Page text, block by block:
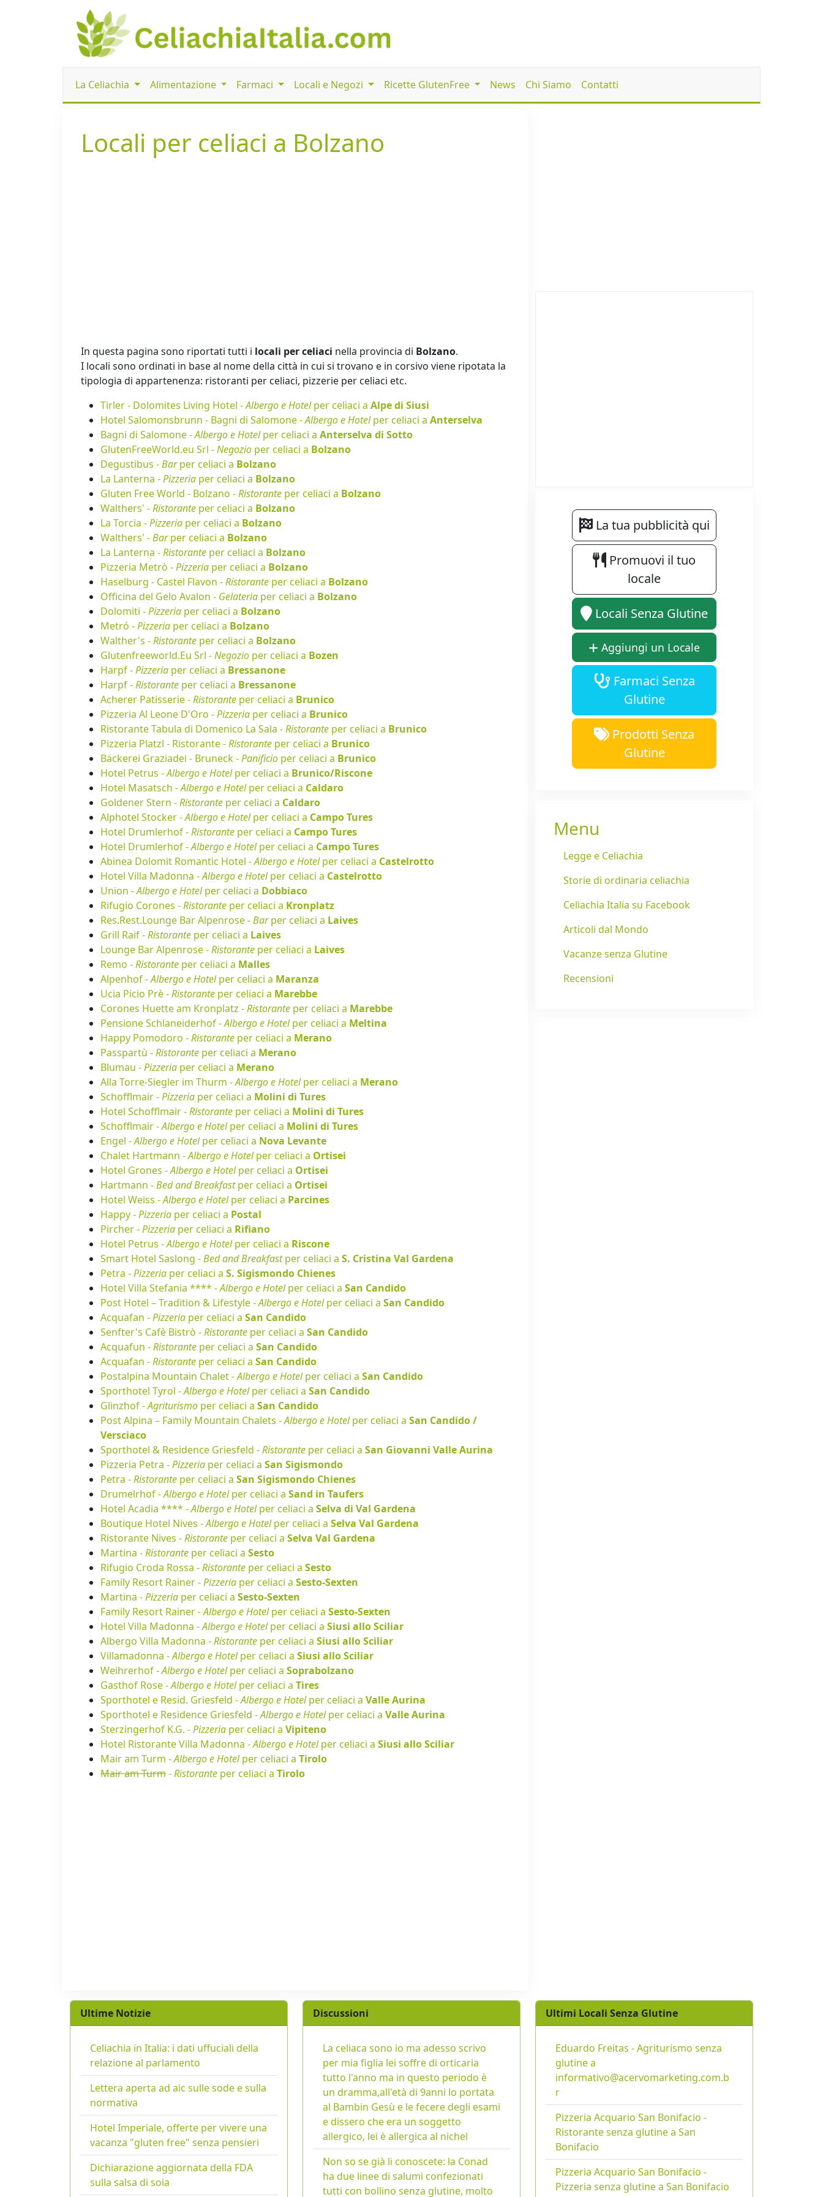
La Celiachia Alimentazione Farmaci Locali e Negozi Ricette GlutenFree News Chi Siamo Contatti
Locali per celiaci a Bolzano
In questa pagina sono riportati tutti i locali per celiaci nella provincia di Bolzano.
I locali sono ordinati in base al nome della città in cui si trovano e in corsivo viene ripotata la
tipologia di appartenenza: ristoranti per celiaci, pizzerie per celiaci etc.
Tirler - Dolomites Living Hotel -Albergo e Hotelper celiaci a Alpe di Siusi
Hotel Salomonsbrunn - Bagni di Salomone -Albergo e Hotelper celiaci a Anterselva
Bagni di Salomone -Albergo e Hotelper celiaci a Anterselva di Sotto
GlutenFreeWorld.eu Srl -Negozio per celiaci a Bolzano
Degustibus -Barper celiaci a Bolzano
La Lanterna -Pizzeria per celiaci a Bolzano
Gluten Free World - Bolzano -Ristorante per celiaci a Bolzano
Walthers' -Ristorante per celiaci a Bolzano
La Torcia -Pizzeria per celiaci a Bolzano
Walthers' -Barper celiaci a Bolzano
La Lanterna -Ristorante per celiaci a Bolzano
Pizzeria Metrò -Pizzeria per celiaci a Bolzano
Haselburg - Castel Flavon -Ristorante per celiaci a Bolzano
Officina del Gelo Avalon - Gelateria per celiaci a Bolzano
Dolomiti -Pizzeria per celiaci a Bolzano
Metró -Pizzeria per celiaci a Bolzano
Walther's -Ristorante per celiaci a Bolzano
Glutenfreeworld.Eu Srl -Negozio per celiaci a Bozen
Harpf -Pizzeria per celiaci a Bressanone
Harpf -Ristorante per celiaci a Bressanone
Acherer Patisserie -Ristorante per celiaci a Brunico
Pizzeria Al Leone D'Oro -Pizzeria per celiaci a Brunico
Ristorante Tabula di Domenico La Sala -Ristorante per celiaci a Brunico
Pizzeria Platzl - Ristorante -Ristorante per celiaci a Brunico
Bäckerei Graziadei - Bruneck -Panificio per celiaci a Brunico
Hotel Petrus -Albergo e Hotelper celiaci a Brunico/Riscone
Hotel Masatsch -Albergo e Hotelper celiaci a Caldaro
Goldener Stern -Ristorante per celiaci a Caldaro
Alphotel Stocker -Albergo e Hotelper celiaci a Campo Tures
Hotel Drumlerhof -Ristorante per celiaci a Campo Tures
Hotel Drumlerhof -Albergo e Hotelper celiaci a Campo Tures
Abinea Dolomit Romantic Hotel -Albergo e Hotelper celiaci a Castelrotto
Hotel Villa Madonna -Albergo e Hotelper celiaci a Castelrotto
Union -Albergo e Hotelper celiaci a Dobbiaco
Rifugio Corones -Ristorante per celiaci a Kronplatz
Res.Rest.Lounge Bar Alpenrose -Barper celiaci a Laives
Grill Raif -Ristorante per celiaci a Laives
Lounge Bar Alpenrose -Ristorante per celiaci a Laives
Remo -Ristorante per celiaci a Malles
Alpenhof -Albergo e Hotelper celiaci a Maranza
Ucia Picio Prè -Ristorante per celiaci a Marebbe
Corones Huette am Kronplatz -Ristorante per celiaci a Marebbe
Pensione Schlaneiderhof -Albergo e Hotelper celiaci a Meltina
Happy Pomodoro -Ristorante per celiaci a Merano
Passpartù -Ristorante per celiaci a Merano
Blumau -Pizzeria per celiaci a Merano
Alla Torre-Siegler im Thurm -Albergo e Hotelper celiaci a Merano
Schofflmair -Pizzeria per celiaci a Molini di Tures
Hotel Schofflmair -Ristorante per celiaci a Molini di Tures
Schofflmair -Albergo e Hotelper celiaci a Molini di Tures
Engel -Albergo e Hotelper celiaci a Nova Levante
Chalet Hartmann -Albergo e Hotelper celiaci a Ortisei
Hotel Grones -Albergo e Hotelper celiaci a Ortisei
Hartmann -Bed and Breakfastper celiaci a Ortisei
Hotel Weiss -Albergo e Hotelper celiaci a Parcines
Happy -Pizzeria per celiaci a Postal
Pircher -Pizzeria per celiaci a Rifiano
Hotel Petrus -Albergo e Hotelper celiaci a Riscone
Smart Hotel Saslong -Bed and Breakfastper celiaci a S. Cristina Val Gardena
Petra -Pizzeria per celiaci a S. Sigismondo Chienes
Hotel Villa Stefania **** -Albergo e Hotelper celiaci a San Candido
Post Hotel – Tradition & Lifestyle -Albergo e Hotelper celiaci a San Candido
Acquafan -Pizzeria per celiaci a San Candido
Senfter's Cafè Bistrò -Ristorante per celiaci a San Candido
Acquafun -Ristorante per celiaci a San Candido
Acquafan -Ristorante per celiaci a San Candido
Postalpina Mountain Chalet -Albergo e Hotelper celiaci a San Candido
Sporthotel Tyrol -Albergo e Hotelper celiaci a San Candido
Glinzhof -Agriturismo per celiaci a San Candido
Post Alpina – Family Mountain Chalets -Albergo e Hotelper celiaci a San Candido /
Versciaco
Sporthotel & Residence Griesfeld -Ristorante per celiaci a San Giovanni Valle Aurina
Pizzeria Petra -Pizzeria per celiaci a San Sigismondo
Petra -Ristorante per celiaci a San Sigismondo Chienes
Drumelrhof -Albergo e Hotelper celiaci a Sand in Taufers
Hotel Acadia **** -Albergo e Hotelper celiaci a Selva di Val Gardena
Boutique Hotel Nives -Albergo e Hotelper celiaci a Selva Val Gardena
Ristorante Nives -Ristorante per celiaci a Selva Val Gardena
Martina -Ristorante per celiaci a Sesto
Rifugio Croda Rossa -Ristorante per celiaci a Sesto
Family Resort Rainer -Pizzeria per celiaci a Sesto-Sexten
Martina -Pizzeria per celiaci a Sesto-Sexten
Family Resort Rainer -Albergo e Hotelper celiaci a Sesto-Sexten
Hotel Villa Madonna -Albergo e Hotelper celiaci a Siusi allo Sciliar
Albergo Villa Madonna -Ristorante per celiaci a Siusi allo Sciliar
Villamadonna -Albergo e Hotelper celiaci a Siusi allo Sciliar
Weihrerhof -Albergo e Hotelper celiaci a Soprabolzano
Gasthof Rose -Albergo e Hotelper celiaci a Tires
Sporthotel e Resid. Griesfeld -Albergo e Hotelper celiaci a Valle Aurina
Sporthotel e Residence Griesfeld -Albergo e Hotelper celiaci a Valle Aurina
Sterzingerhof K.G. -Pizzeria per celiaci a Vipiteno
Hotel Ristorante Villa Madonna -Albergo e Hotelper celiaci a Siusi allo Sciliar
Mair am Turm -Albergo e Hotelper celiaci a Tirolo
Mair am Turm-Ristorante per celiaci a Tirolo
La tua pubblicità qui
Promuovi il tuo
locale
Locali Senza Glutine
Aggiungi un Locale
Farmaci Senza
Glutine
Prodotti Senza
Glutine
Menu
Legge e Celiachia
Storie di ordinaria celiachia
Celiachia Italia su Facebook
Articoli dal Mondo
Vacanze senza Glutine
Recensioni
Ultime Notizie
Celiachia in Italia: i dati uffuciali della
relazione al parlamento
Lettera aperta ad aic sulle sode e sulla
normativa
Hotel Imperiale, offerte per vivere una
vacanza "gluten free" senza pensieri
Dichiarazione aggiornata della FDA
sulla salsa di soia
Discussioni
La celiaca sono io ma adesso scrivo
per mia figlia lei soffre di orticaria
tutto l'anno ma in questo periodo è
un dramma,all'età di 9anni lo portata
al Bambin Gesù e le fecere degli esami
e dissero che era un soggetto
allergico, lei è allergica al nichel
Non so se già li conoscete: la Conad
ha due linee di salumi confezionati
tutti con bollino senza glutine, molto
Ultimi Locali Senza Glutine
Eduardo Freitas - Agriturismo senza
glutine a
informativo@acervomarketing.com.b
r
Pizzeria Acquario San Bonifacio -
Ristorante senza glutine a San
Bonifacio
Pizzeria Acquario San Bonifacio -
Pizzeria senza glutine a San Bonifacio